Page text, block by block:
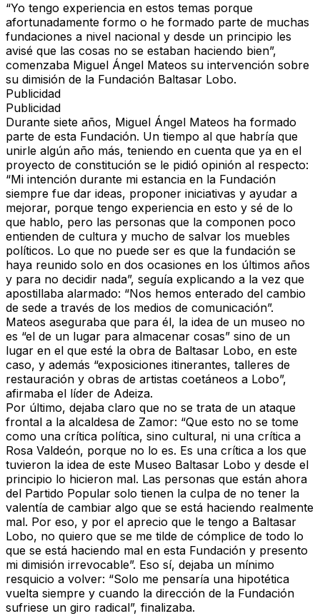
“Yo tengo experiencia en estos temas porque
afortunadamente formo o he formado parte de muchas
fundaciones a nivel nacional y desde un principio les
avisé que las cosas no se estaban haciendo bien”,
comenzaba Miguel Ángel Mateos su intervención sobre
su dimisión de la Fundación Baltasar Lobo.
Publicidad
Publicidad
Durante siete años, Miguel Ángel Mateos ha formado
parte de esta Fundación. Un tiempo al que habría que
unirle algún año más, teniendo en cuenta que ya en el
proyecto de constitución se le pidió opinión al respecto:
“Mi intención durante mi estancia en la Fundación
siempre fue dar ideas, proponer iniciativas y ayudar a
mejorar, porque tengo experiencia en esto y sé de lo
que hablo, pero las personas que la componen poco
entienden de cultura y mucho de salvar los muebles
políticos. Lo que no puede ser es que la fundación se
haya reunido solo en dos ocasiones en los últimos años
y para no decidir nada”, seguía explicando a la vez que
apostillaba alarmado: “Nos hemos enterado del cambio
de sede a través de los medios de comunicación”.
Mateos aseguraba que para él, la idea de un museo no
es “el de un lugar para almacenar cosas” sino de un
lugar en el que esté la obra de Baltasar Lobo, en este
caso, y además “exposiciones itinerantes, talleres de
restauración y obras de artistas coetáneos a Lobo”,
afirmaba el líder de Adeiza.
Por último, dejaba claro que no se trata de un ataque
frontal a la alcaldesa de Zamor: “Que esto no se tome
como una crítica política, sino cultural, ni una crítica a
Rosa Valdeón, porque no lo es. Es una crítica a los que
tuvieron la idea de este Museo Baltasar Lobo y desde el
principio lo hicieron mal. Las personas que están ahora
del Partido Popular solo tienen la culpa de no tener la
valentía de cambiar algo que se está haciendo realmente
mal. Por eso, y por el aprecio que le tengo a Baltasar
Lobo, no quiero que se me tilde de cómplice de todo lo
que se está haciendo mal en esta Fundación y presento
mi dimisión irrevocable”. Eso sí, dejaba un mínimo
resquicio a volver: “Solo me pensaría una hipotética
vuelta siempre y cuando la dirección de la Fundación
sufriese un giro radical”, finalizaba.